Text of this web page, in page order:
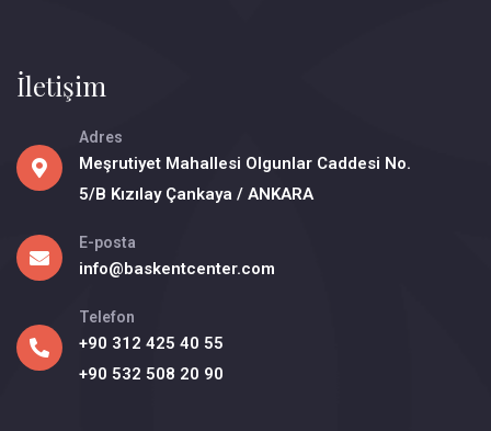
İletişim
Adres
Meşrutiyet Mahallesi Olgunlar Caddesi No.
5/B Kızılay Çankaya / ANKARA
E-posta
info@baskentcenter.com
Telefon
+90 312 425 40 55
+90 532 508 20 90